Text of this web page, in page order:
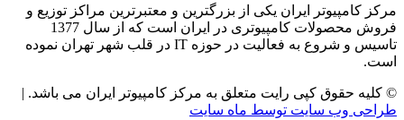
مرکز کامپیوتر ایران یکی از بزرگترین و معتبرترین مراکز توزیع و
فروش محصولات کامپیوتری در ایران است که از سال 1377
تاسیس و شروع به فعالیت در حوزه IT در قلب شهر تهران نموده
است.
© کلیه حقوق کپی رایت متعلق به مرکز کامپیوتر ایران می باشد. |
طراحی وب سایت توسط ماه سایت